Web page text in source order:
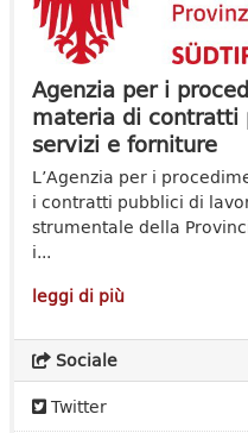
Agenzia per i
materia di contratti
servizi e forniture
L’Agenzia per i
i contratti pubblici di
strumentale della
i...
leggi di più
Sociale
Twitter